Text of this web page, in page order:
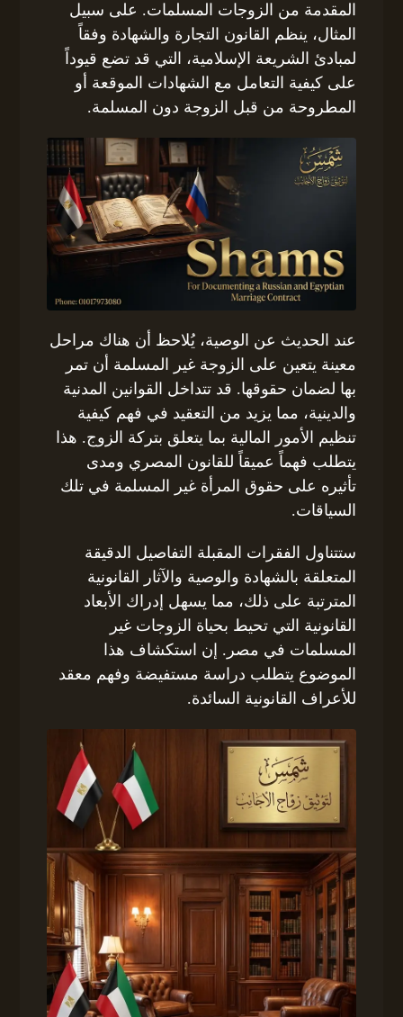
المقدمة من الزوجات المسلمات. على سبيل
المثال، ينظم القانون التجارة والشهادة وفقاً
لمبادئ الشريعة الإسلامية، التي قد تضع قيوداً
على كيفية التعامل مع الشهادات الموقعة أو
المطروحة من قبل الزوجة دون المسلمة.
عند الحديث عن الوصية، يُلاحظ أن هناك مراحل
معينة يتعين على الزوجة غير المسلمة أن تمر
بها لضمان حقوقها. قد تتداخل القوانين المدنية
والدينية، مما يزيد من التعقيد في فهم كيفية
تنظيم الأمور المالية بما يتعلق بتركة الزوج. هذا
يتطلب فهماً عميقاً للقانون المصري ومدى
تأثيره على حقوق المرأة غير المسلمة في تلك
السياقات.
ستتناول الفقرات المقبلة التفاصيل الدقيقة
المتعلقة بالشهادة والوصية والآثار القانونية
المترتبة على ذلك، مما يسهل إدراك الأبعاد
القانونية التي تحيط بحياة الزوجات غير
المسلمات في مصر. إن استكشاف هذا
الموضوع يتطلب دراسة مستفيضة وفهم معقد
للأعراف القانونية السائدة.